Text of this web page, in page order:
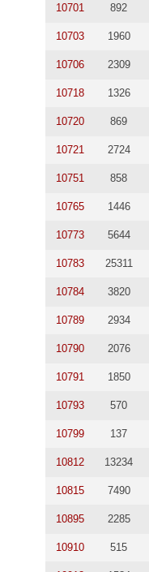
10701 892
10703 1960
10706 2309
10718 1326
10720 869
10721 2724
10751 858
10765 1446
10773 5644
10783 25311
10784 3820
10789 2934
10790 2076
10791 1850
10793 570
10799 137
10812 13234
10815 7490
10895 2285
10910 515